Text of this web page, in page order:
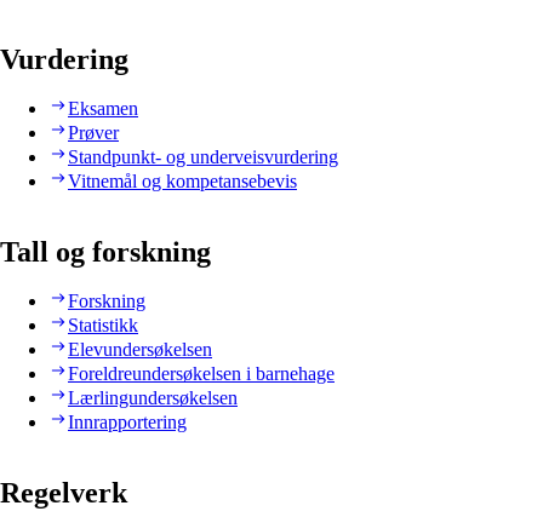
Vurdering
Eksamen
Prøver
Standpunkt- og underveisvurdering
Vitnemål og kompetansebevis
Tall og forskning
Forskning
Statistikk
Elevundersøkelsen
Foreldreundersøkelsen i barnehage
Lærlingundersøkelsen
Innrapportering
Regelverk